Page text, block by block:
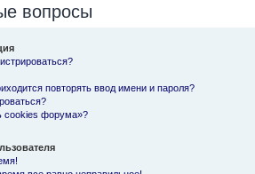
вопросы
повторять ввод имени и пароля?
cookies форума»?